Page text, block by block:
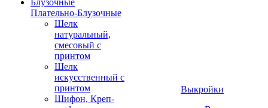
Плательно-Блузочные
Шелк
натуральный,
смесовый с
принтом
Шелк
искусственный с
принтом
Шифон, Креп-
Выкройки